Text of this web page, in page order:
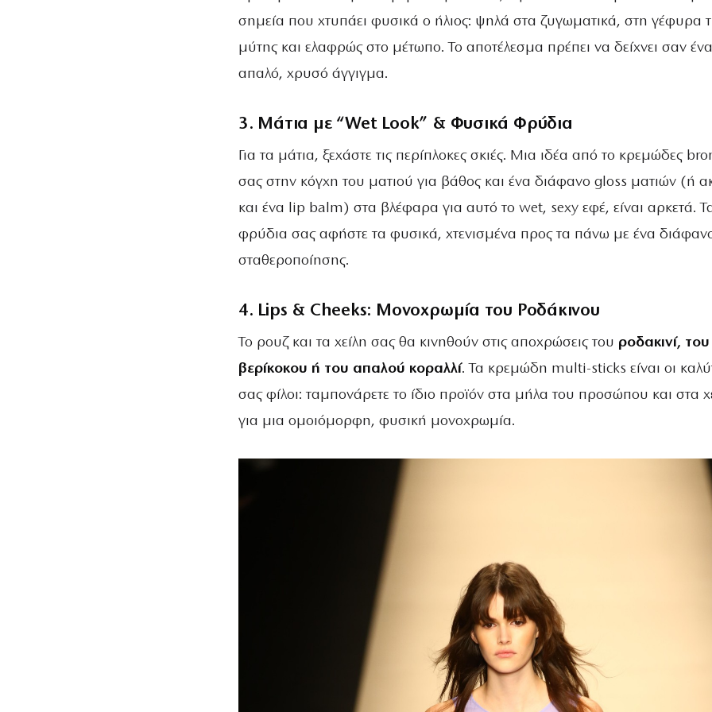
σημεία που χτυπάει φυσικά ο ήλιος: ψηλά στα ζυγωματικά, στη γέφυρα
μύτης και ελαφρώς στο μέτωπο. Το αποτέλεσμα πρέπει να δείχνει σαν ένα
απαλό, χρυσό άγγιγμα.
3. Μάτια με “Wet Look” & Φυσικά Φρύδια
Για τα μάτια, ξεχάστε τις περίπλοκες σκιές. Μια ιδέα από το κρεμώδες
σας στην κόγχη του ματιού για βάθος και ένα διάφανο gloss ματιών (ή
και ένα lip balm) στα βλέφαρα για αυτό το wet, sexy εφέ, είναι αρκετά.
φρύδια σας αφήστε τα φυσικά, χτενισμένα προς τα πάνω με ένα
σταθεροποίησης.
4. Lips & Cheeks: Μονοχρωμία του Ροδάκινου
Το ρουζ και τα χείλη σας θα κινηθούν στις αποχρώσεις του ροδακινί, του
βερίκοκου ή του απαλού κοραλλί. Τα κρεμώδη multi-sticks είναι οι
σας φίλοι: ταμπονάρετε το ίδιο προϊόν στα μήλα του προσώπου και στα
για μια ομοιόμορφη, φυσική μονοχρωμία.